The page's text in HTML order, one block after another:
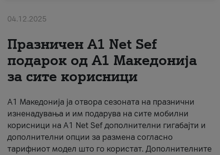
Надополни кредит
За нас
#ПодобарОнлајн
04.12.2025
Празничен A1 Net Sеf
подарок од А1 Македонија
за сите корисници
А1 Македонија ја отвора сезоната на празнични
изненадувања и им подарува на сите мобилни
корисници на A1 Net Sef дополнителни гигабајти и
дополнителни опции за размена согласно
тарифниот модел што го користат. Дополнителните